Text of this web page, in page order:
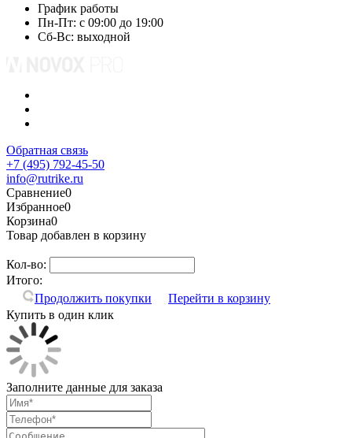
График работы
Пн-Пт: с 09:00 до 19:00
Сб-Вс: выходной
Обратная связь
+7 (495) 792-45-50
info@rutrike.ru
Сравнение0
Избранное0
Корзина0
Товар добавлен в корзину
Кол-во:
Итого:
Продолжить покупки
Перейти в корзину
Купить в один клик
Заполните данные для заказа